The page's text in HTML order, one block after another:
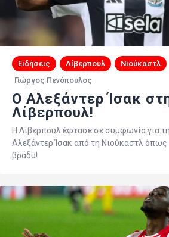
Ειδήσεις Λίβερπουλ Νιούκαστλ
Γιώργος Πενόπουλος
O Αλεξάντερ Ίσακ
Λίβερπουλ!
Η Λίβερπουλ έφτασε σε συμφωνία για
Αλεξάντερ Ίσακ από τη Νιούκαστλ όπως
βράδυ!